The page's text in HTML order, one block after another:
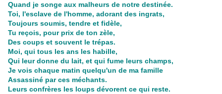
Quand je songe aux malheurs de notre destinée.
Toi, l'esclave de l'homme, adorant des ingrats,
Toujours soumis, tendre et fidèle,
Tu reçois, pour prix de ton zèle,
Des coups et souvent le trépas.
Moi, qui tous les ans les habille,
Qui leur donne du lait, et qui fume leurs champs,
Je vois chaque matin quelqu'un de ma famille
Assassiné par ces méchants.
Leurs confrères les loups dévorent ce qui reste.